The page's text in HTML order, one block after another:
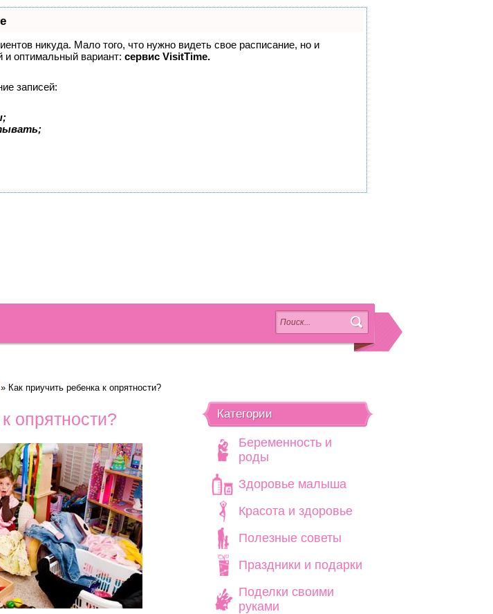
никуда. Мало того, что нужно видеть свое расписание, но и
оптимальный вариант: сервис VisitTime.
записей:
Как приучить ребенка к опрятности?
опрятности? Категории
Беременность и
роды
Здоровье малыша
Красота и здоровье
Полезные советы
Праздники и подарки
Поделки своими
руками